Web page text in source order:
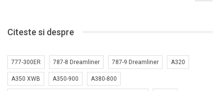
Citeste si despre
777-300ER 787-8 Dreamliner 787-9 Dreamliner A320
A350 XWB A350-900 A380-800